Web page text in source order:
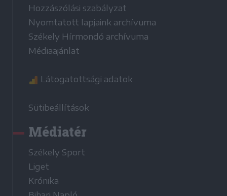
Hozzászólási szabályzat
Nyomtatott lapjaink archívuma
Székely Hírmondó archívuma
Médiaajánlat
Látogatottsági adatok
Sütibeállítások
Médiatér
Székely Sport
Liget
Krónika